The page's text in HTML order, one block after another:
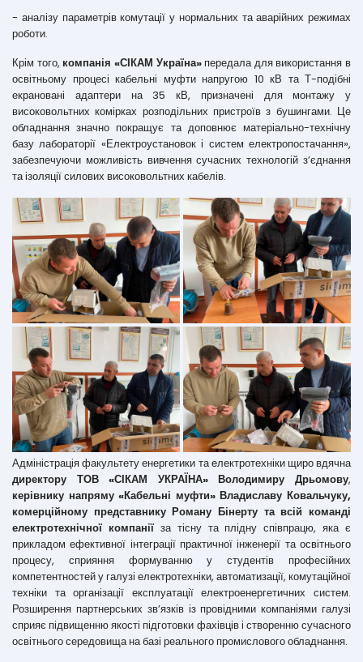
- аналізу параметрів комутації у нормальних та аварійних режимах
роботи.
Крім того, компанія «СІКАМ Україна»передала для використання в
освітньому процесі кабельні муфти напругою 10 кВ та Т-подібні
екрановані адаптери на 35 кВ, призначені для монтажу у
високовольтних комірках розподільних пристроїв з бушингами. Це
обладнання значно покращує та доповнює матеріально-технічну
базу лабораторії «Електроустановок і систем електропостачання»,
забезпечуючи можливість вивчення сучасних технологій з’єднання
та ізоляції силових високовольтних кабелів.
Адміністрація факультету енергетики та електротехніки щиро вдячна
директору ТОВ «СІКАМ УКРАЇНА» Володимиру Дрьомову,
керівнику напряму «Кабельні муфти» Владиславу Ковальчуку,
комерційному представнику Роману Бінерту та всій команді
електротехнічної компаніїза тісну та плідну співпрацю, яка є
прикладом ефективної інтеграції практичної інженерії та освітнього
процесу, сприяння формуванню у студентів професійних
компетентностей у галузі електротехніки, автоматизації, комутаційної
техніки та організації експлуатації електроенергетичних систем.
Розширення партнерських зв’язків із провідними компаніями галузі
сприяє підвищенню якості підготовки фахівців і створенню сучасного
освітнього середовища на базі реального промислового обладнання.